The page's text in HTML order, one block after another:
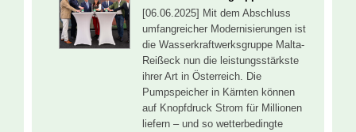
[06.06.2025] Mit dem Abschluss
umfangreicher Modernisierungen ist
die Wasserkraftwerksgruppe Malta-
Reißeck nun die leistungsstärkste
ihrer Art in Österreich. Die
Pumpspeicher in Kärnten können
auf Knopfdruck Strom für Millionen
liefern – und so wetterbedingte